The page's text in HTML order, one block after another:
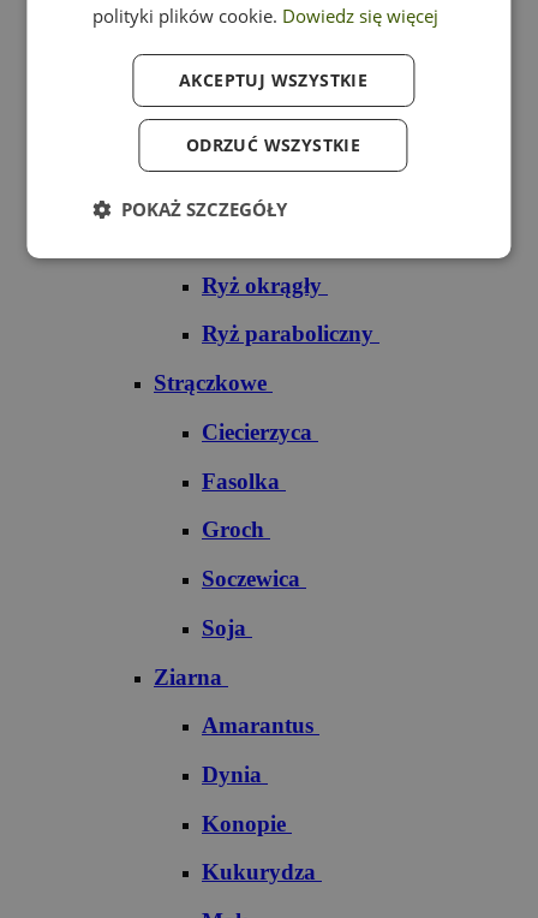
Ryż czerwony
Ryż do sushi
Ryż okrągły
Ryż paraboliczny
Strączkowe
Ciecierzyca
Fasolka
Groch
Soczewica
Soja
Ziarna
Amarantus
Dynia
Konopie
Kukurydza
polityki plików cookie. Dowiedz się więcej
AKCEPTUJ WSZYSTKIE
ODRZUĆ WSZYSTKIE
POKAŻ SZCZEGÓŁY